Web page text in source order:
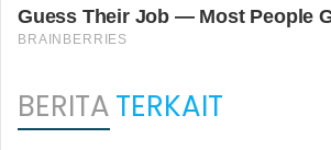
BERITATERKAIT